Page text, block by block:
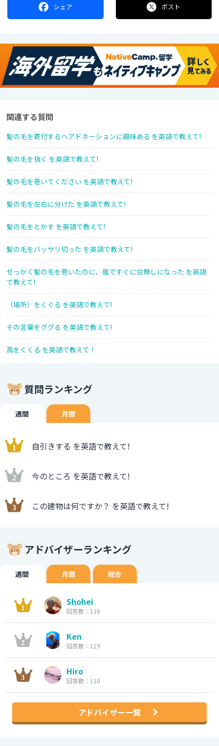
シェア ポスト
関連する質問
髪の毛を寄付するヘアドネーションに興味ある を英語で教えて!
髪の毛を抜く を英語で教えて!
髪の毛を巻いてください を英語で教えて!
髪の毛を左右に分けた を英語で教えて!
髪の毛をとかす を英語で教えて!
髪の毛をバッサリ切った を英語で教えて!
せっかく髪の毛を巻いたのに、風ですぐに台無しになった を英語
で教えて!
（場所）をくぐる を英語で教えて!
その言葉をググる を英語で教えて!
高をくくる を英語で教えて！
質問ランキング
週間 月間
自引きする を英語で教えて!
今のところ を英語で教えて!
この建物は何ですか？ を英語で教えて!
アドバイザーランキング
週間 月間 総合
Shohei
回答数：138
Ken
回答数：119
Hiro
回答数：110
アドバイザー一覧